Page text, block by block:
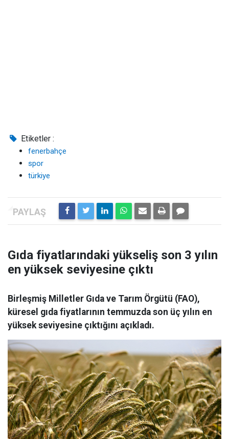
Etiketler :
fenerbahçe
spor
türkiye
Gıda fiyatlarındaki yükseliş son 3 yılın
en yüksek seviyesine çıktı
Birleşmiş Milletler Gıda ve Tarım Örgütü (FAO),
küresel gıda fiyatlarının temmuzda son üç yılın en
yüksek seviyesine çıktığını açıkladı.